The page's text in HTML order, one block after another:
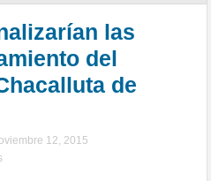
las
del
de
12, 2015